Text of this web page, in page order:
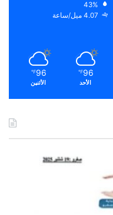
43%
4.07 ميل/ساعة
96
℉
الأحد
96
℉
الأثنين